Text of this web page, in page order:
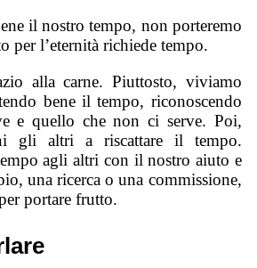
il nostro tempo, non porteremo
per l’eternità richiede tempo.
alla carne. Piuttosto, viviamo
bene il tempo, riconoscendo
e quello che non ci serve. Poi,
gli altri a riscattare il tempo.
agli altri con il nostro aiuto e
una ricerca o una commissione,
portare frutto.